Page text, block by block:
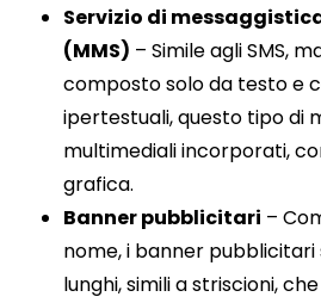
Servizio di
(MMS) – Simile agli SMS,
composto solo da testo e
ipertestuali, questo tipo di
multimediali incorporati,
grafica.
Banner pubblicitari –
nome, i banner
lunghi, simili a striscioni,